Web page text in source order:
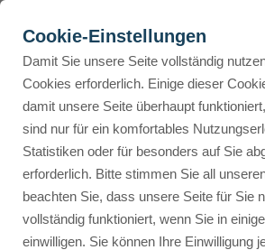
FUNKTIONEN
Bewertungslink
ANWENDUNGSFALL
Platzierung #1 im Google
BEWERTUNGSPLATTFORMEN
Google Bewertungen
RESSOURCEN
Blog
Cookie-Einstellungen
Damit Sie unsere Seite vollständig
Cookies erforderlich. Einige dieser
damit unsere Seite überhaupt
sind nur für ein komfortables
Statistiken oder für besonders auf Sie
erforderlich. Bitte stimmen Sie all
beachten Sie, dass unsere Seite für Sie
vollständig funktioniert, wenn Sie in
einwilligen. Sie können Ihre Einwilligung